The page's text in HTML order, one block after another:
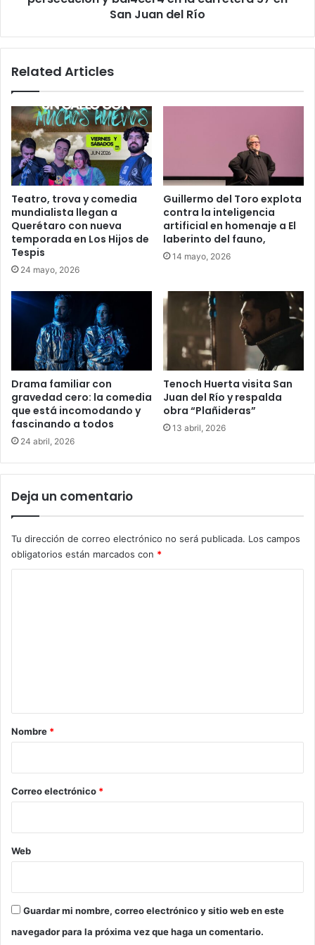
San
del
San Juan del Río
Related Articles
Teatro, trova y comedia
mundialista llegan a
Querétaro con nueva
temporada en Los Hijos de
Tespis
24 mayo, 2026
Guillermo del Toro explota
contra la inteligencia
artificial en homenaje a El
laberinto del fauno,
14 mayo, 2026
Drama familiar con
gravedad cero: la comedia
que está incomodando y
fascinando a todos
24 abril, 2026
Tenoch Huerta visita San
Juan del Río y respalda
obra “Plañideras”
13 abril, 2026
Deja un comentario
Tu dirección de correo electrónico no será publicada. Los campos
obligatorios están marcados con *
r
*
Nombre *
Correo electrónico *
Web
Guardar mi nombre, correo electrónico y sitio web en este
navegador para la próxima vez que haga un comentario.